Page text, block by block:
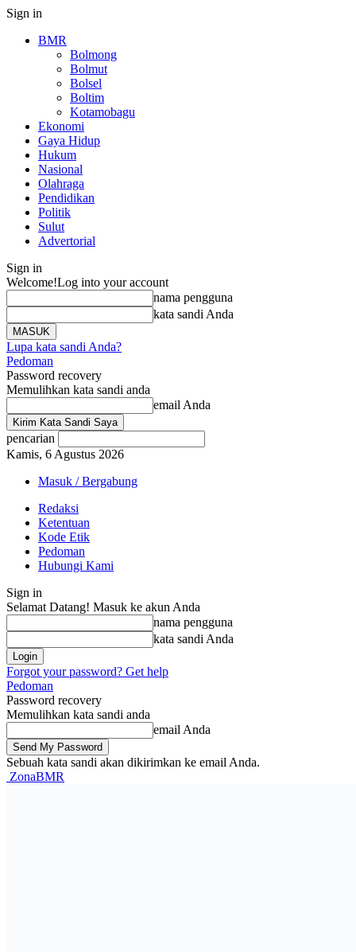
Sign in
BMR
Bolmong
Bolmut
Bolsel
Boltim
Kotamobagu
Ekonomi
Gaya Hidup
Hukum
Nasional
Olahraga
Pendidikan
Politik
Sulut
Advertorial
Sign in
Welcome!Log into your account
nama pengguna
kata sandi Anda
Lupa kata sandi Anda?
Pedoman
Password recovery
Memulihkan kata sandi anda
email Anda
pencarian
Kamis, 6 Agustus 2026
Masuk / Bergabung
Redaksi
Ketentuan
Kode Etik
Pedoman
Hubungi Kami
Sign in
Selamat Datang! Masuk ke akun Anda
nama pengguna
kata sandi Anda
Forgot your password? Get help
Pedoman
Password recovery
Memulihkan kata sandi anda
email Anda
Sebuah kata sandi akan dikirimkan ke email Anda.
ZonaBMR